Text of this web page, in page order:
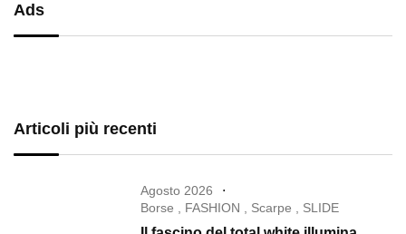
Ads
Articoli più recenti
Agosto 2026
Borse , FASHION , Scarpe , SLIDE